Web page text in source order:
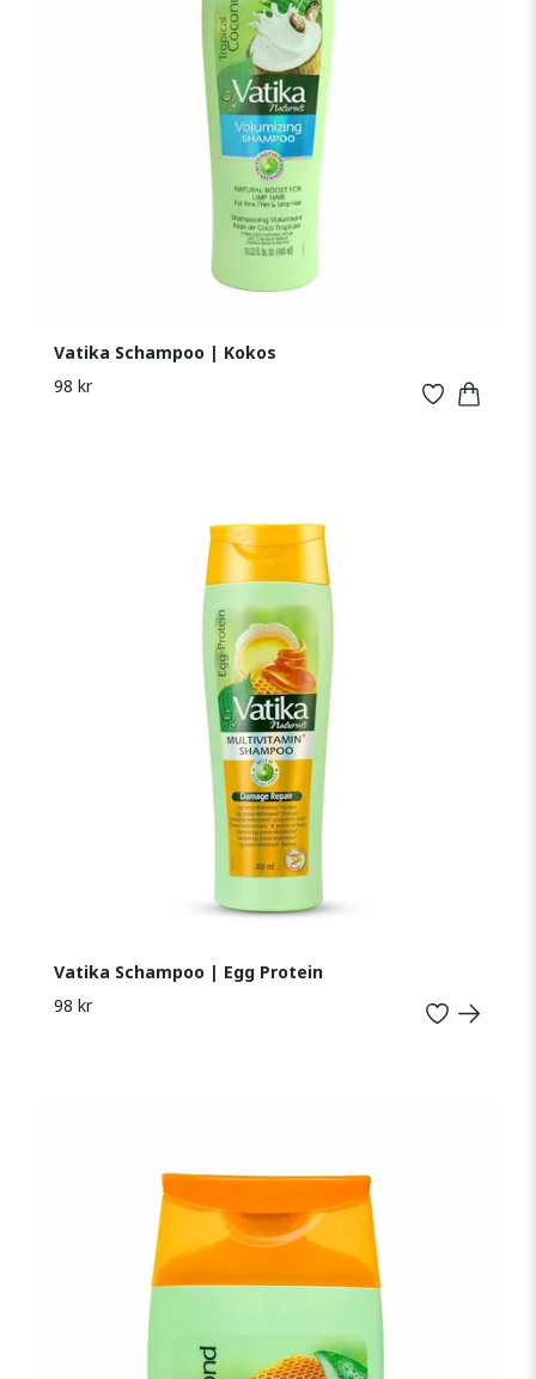
Vatika Schampoo | Kokos
98 kr
Vatika Schampoo | Egg Protein
98 kr